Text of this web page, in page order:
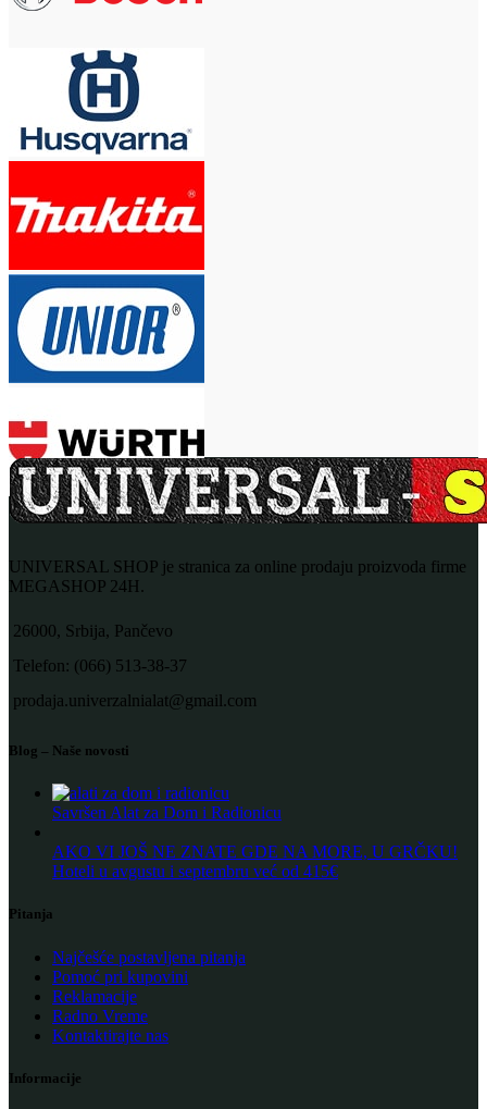
UNIVERSAL SHOP je stranica za online prodaju proizvoda firme
MEGASHOP 24H.
26000, Srbija, Pančevo
Telefon: (066) 513-38-37
prodaja.univerzalnialat@gmail.com
Blog – Naše novosti
Savršen Alat za Dom i Radionicu
AKO VI JOŠ NE ZNATE GDE NA MORE, U GRČKU!
Hoteli u avgustu i septembru već od 415€
Pitanja
Najčešće postavljena pitanja
Pomoć pri kupovini
Reklamacije
Radno Vreme
Kontaktirajte nas
Informacije